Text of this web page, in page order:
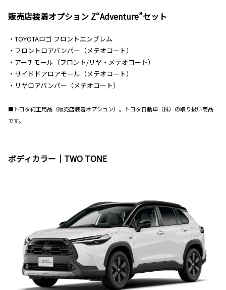
販売店装着オプション Z“Adventure”セット
・TOYOTAロゴ フロントエンブレム
・フロントロアバンパー（メテオコート）
・アーチモール（フロント/リヤ・メテオコート）
・サイドドアロアモール（メテオコート）
・リヤロアバンパー（メテオコート）
■トヨタ純正用品（販売店装着オプション）。トヨタ自動車（株）の取り扱い商品
です。
ボディカラー｜TWO TONE